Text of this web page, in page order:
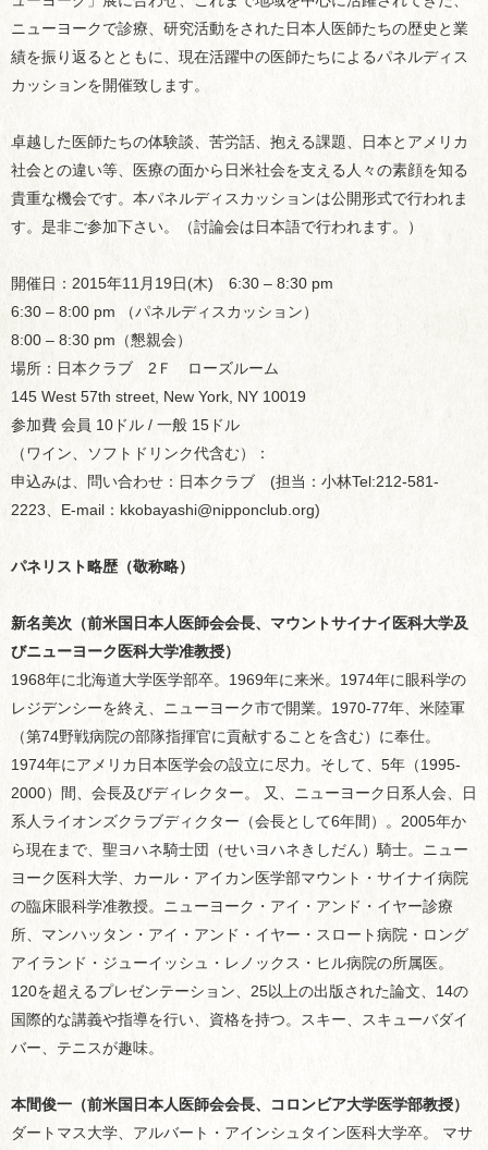
ニューヨークで診療、研究活動をされた日本人医師たちの歴史と業
績を振り返るとともに、現在活躍中の医師たちによるパネルディス
カッションを開催致します。
卓越した医師たちの体験談、苦労話、抱える課題、日本とアメリカ
社会との違い等、医療の面から日米社会を支える人々の素顔を知る
貴重な機会です。本パネルディスカッションは公開形式で行われま
す。是非ご参加下さい。（討論会は日本語で行われます。）
開催日：2015年11月19日(木) 6:30 – 8:30 pm
6:30 – 8:00 pm （パネルディスカッション）
8:00 – 8:30 pm（懇親会）
場所：日本クラブ 2Ｆ ローズルーム
145 West 57th street, New York, NY 10019
参加費 会員 10ドル / 一般 15ドル
（ワイン、ソフトドリンク代含む）：
申込みは、問い合わせ：日本クラブ (担当：小林Tel:212-581-
2223、E-mail：kkobayashi@nipponclub.org)
パネリスト略歴（敬称略）
新名美次（前米国日本人医師会会長、マウントサイナイ医科大学及
びニューヨーク医科大学准教授）
1968年に北海道大学医学部卒。1969年に来米。1974年に眼科学の
レジデンシーを終え、ニューヨーク市で開業。1970-77年、米陸軍
（第74野戦病院の部隊指揮官に貢献することを含む）に奉仕。
1974年にアメリカ日本医学会の設立に尽力。そして、5年（1995-
2000）間、会長及びディレクター。 又、ニューヨーク日系人会、日
系人ライオンズクラブディクター（会長として6年間）。2005年か
ら現在まで、聖ヨハネ騎士団（せいヨハネきしだん）騎士。ニュー
ヨーク医科大学、カール・アイカン医学部マウント・サイナイ病院
の臨床眼科学准教授。ニューヨーク・アイ・アンド・イヤー診療
所、マンハッタン・アイ・アンド・イヤー・スロート病院・ロング
アイランド・ジューイッシュ・レノックス・ヒル病院の所属医。
120を超えるプレゼンテーション、25以上の出版された論文、14の
国際的な講義や指導を行い、資格を持つ。スキー、スキューバダイ
バー、テニスが趣味。
本間俊一（前米国日本人医師会会長、コロンビア大学医学部教授）
ダートマス大学、アルバート・アインシュタイン医科大学卒。 マサ